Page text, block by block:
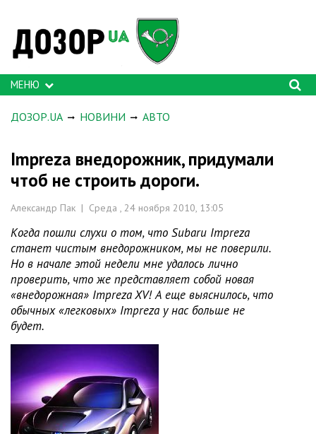
МЕНЮ
ДОЗОР.UA НОВИНИ АВТО
Impreza внедорожник, придумали
чтоб не строить дороги.
Александр Пак | Среда , 24 ноября 2010, 13:05
Когда пошли слухи о том, что Subaru Impreza
станет чистым внедорожником, мы не поверили.
Но в начале этой недели мне удалось лично
проверить, что же представляет собой новая
«внедорожная» Impreza XV! А еще выяснилось, что
обычных «легковых» Impreza у нас больше не
будет.